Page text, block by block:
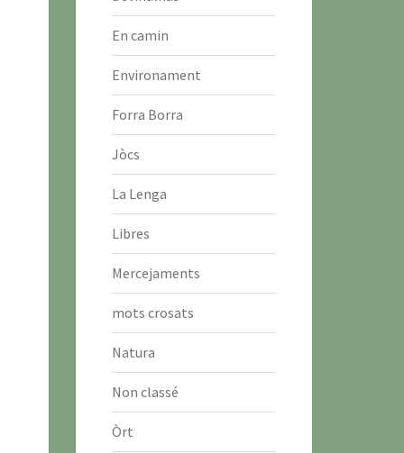
En camin
Environament
Forra Borra
Jòcs
La Lenga
Libres
Mercejaments
mots crosats
Natura
Non classé
Òrt